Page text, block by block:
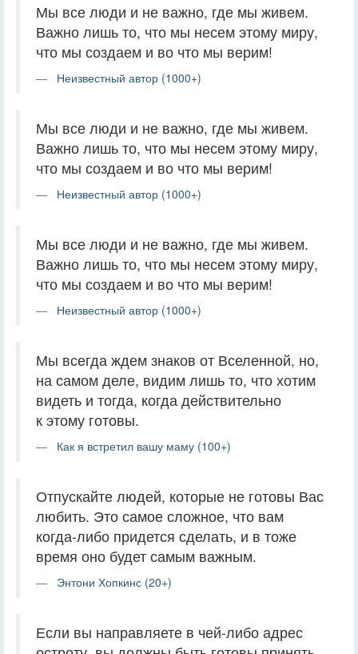
Мы все люди и не важно, где мы живем.
Важно лишь то, что мы несем этому миру,
что мы создаем и во что мы верим!
Неизвестный автор (1000+)
Мы все люди и не важно, где мы живем.
Важно лишь то, что мы несем этому миру,
что мы создаем и во что мы верим!
Неизвестный автор (1000+)
Мы все люди и не важно, где мы живем.
Важно лишь то, что мы несем этому миру,
что мы создаем и во что мы верим!
Неизвестный автор (1000+)
Мы всегда ждем знаков от Вселенной, но,
на самом деле, видим лишь то, что хотим
видеть и тогда, когда действительно
к этому готовы.
Как я встретил вашу маму (100+)
Отпускайте людей, которые не готовы Вас
любить. Это самое сложное, что вам
когда-либо придется сделать, и в тоже
время оно будет самым важным.
Энтони Хопкинс (20+)
Если вы направляете в чей-либо адрес